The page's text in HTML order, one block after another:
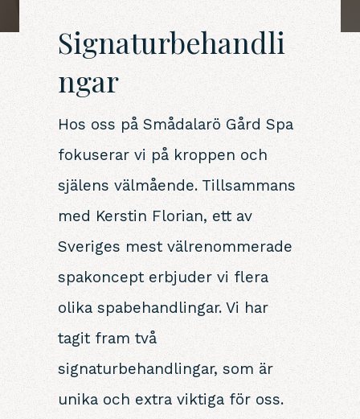
Signaturbehandli
ngar
Hos oss på Smådalarö Gård Spa
fokuserar vi på kroppen och
själens välmående. Tillsammans
med Kerstin Florian, ett av
Sveriges mest välrenommerade
spakoncept erbjuder vi flera
olika spabehandlingar. Vi har
tagit fram två
signaturbehandlingar, som är
unika och extra viktiga för oss.